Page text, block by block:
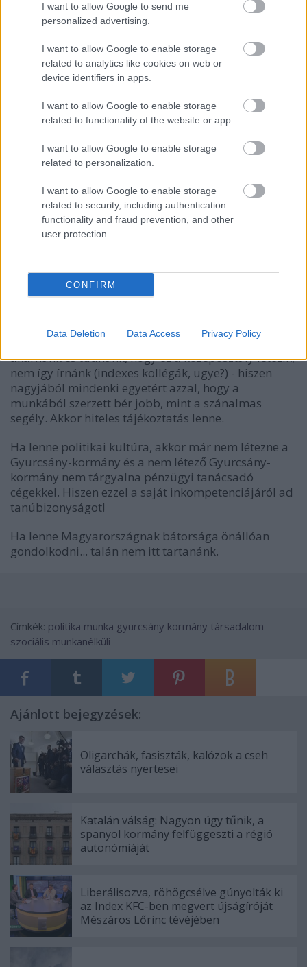
I want to allow Google to send me
personalized advertising.
I want to allow Google to enable storage
related to analytics like cookies on web or
device identifiers in apps.
I want to allow Google to enable storage
related to functionality of the website or app.
I want to allow Google to enable storage
related to personalization.
I want to allow Google to enable storage
related to security, including authentication
functionality and fraud prevention, and other
user protection.
CONFIRM
Data Deletion Data Access Privacy Policy
Miért akarjuk mi pénzügyi szakemberekre bízni,
hogy megoldják a szociális és kulturális
problémáinkat? Miért gondolják sokan azt, hogy van
Magyarországon középosztály, aki öngondoskodik,
vállalkozik és rendelkezik megfelelő pénzügyi- és
gazdaság motorja legyen? Mert jelenleg nincs.
már rég felemelte volna a szavát az ilyen ordító,
lebutított manipulációk ellen; már rég elzavarta
rávette volna a jobboldalt, hogy ne szociális
demagógiával próbáljon az emberekre hatni, hanem
észérvekkel és konkrét cselekvési tervekkel; hogy ne
paktáljon a szélsőjobbal; hogy...
De nincs Magyarországon középosztály; manipulált,
önálló gondolatokra és kommunikációra képtelen,
fogyasztásra és tévére nevelt tömegek vannak, akiket
És itt van a kutya elásva. Ha nem manipulálni
akarnánk és tudnánk, hogy ez a középosztály létezik,
nem így írnánk (indexes kollégák, ugye?) - hiszen
nagyjából mindenki egyetért azzal, hogy a
munkából szerzett bér jobb, mint a szánalmas
segély. Akkor hiteles tájékoztatás lenne.
Ha lenne politikai kultúra, akkor már nem létezne a
Gyurcsány-kormány és a nem létező Gyurcsány-
kormány nem tárgyalna pénzügyi tanácsadó
cégekkel. Hiszen ezzel a saját inkompetenciájáról ad
tanúbizonyságot!
Ha lenne Magyarországnak bátorsága önállóan
gondolkodni... talán nem itt tartanánk.
Címkék: politika munka gyurcsány kormány társadalom
szociális munkanélküli
Ajánlott bejegyzések:
Oligarchák, fasiszták, kalózok a cseh
választás nyertesei
Katalán válság: Nagyon úgy tűnik, a
spanyol kormány felfüggeszti a régió
autonómiáját
Liberálisozva, röhögcsélve gúnyolták ki
az Index KFC-ben megvert újságíróját
Mészáros Lőrinc tévéjében